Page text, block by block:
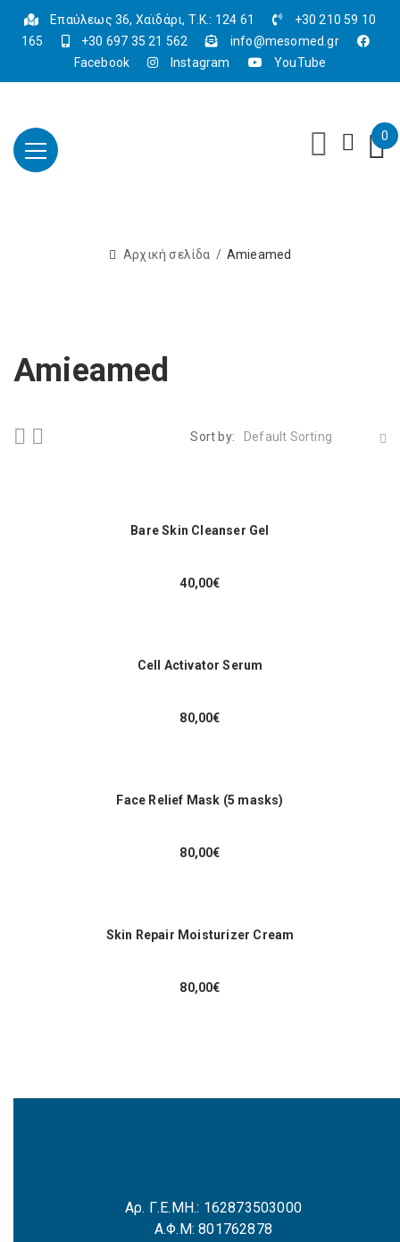
Επαύλεως 36, Χαϊδάρι, Τ.Κ.: 124 61
+30 210 59 10
165
+30 697 35 21 562
info@mesomed.gr
Facebook
Instagram YouTube
0
Αρχική σελίδα Amieamed
Amieamed
Sort by: Default Sorting
Bare Skin Cleanser Gel
40,00€
Cell Activator Serum
80,00€
Face Relief Mask (5 masks)
80,00€
Skin Repair Moisturizer Cream
80,00€
Αρ. Γ.Ε.ΜΗ.: 162873503000
Α.Φ.Μ: 801762878